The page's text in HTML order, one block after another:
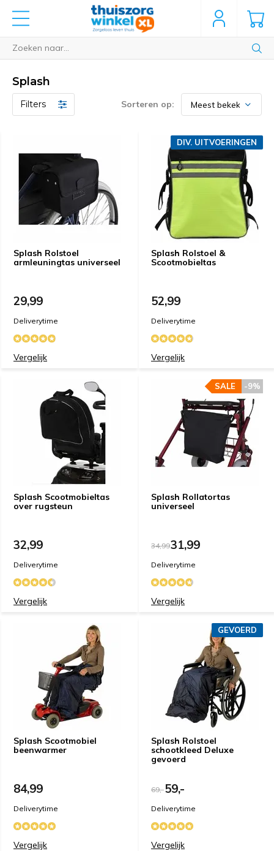
Splash
Filters Sorteren op:
Splash Rolstoel
armleuningtas universeel
29,99
Deliverytime
Vergelijk
Splash Rolstoel &
Scootmobieltas
DIV. UITVOERINGEN
52,99
Deliverytime
Vergelijk
Splash Scootmobieltas
over rugsteun
32,99
Deliverytime
Vergelijk
Splash Rollatortas
universeel
-9%
SALE
34,9931,99
Deliverytime
Vergelijk
Splash Scootmobiel
beenwarmer
84,99
Deliverytime
Vergelijk
Splash Rolstoel
schootkleed Deluxe
gevoerd
GEVOERD
69,-59,-
Deliverytime
Vergelijk